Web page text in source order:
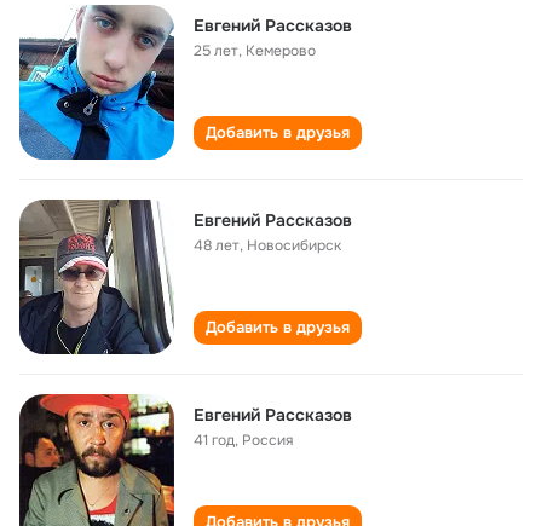
Евгений Рассказов
25 лет, Кемерово
Добавить в друзья
Евгений Рассказов
48 лет, Новосибирск
Добавить в друзья
Евгений Рассказов
41 год, Россия
Добавить в друзья